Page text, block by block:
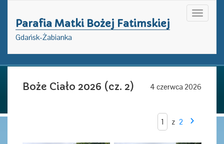
Parafia Matki Bożej Fatimskiej
Gdańsk-Żabianka
Toggle
4 czerwca 2026
Boże Ciało 2026 (cz. 2)
z 2